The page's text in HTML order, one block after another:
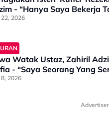
- “Hanya Saya Bekerja
22, 2026
Watak Ustaz, Zahiril
- “Saya Seorang Yang
8, 2026